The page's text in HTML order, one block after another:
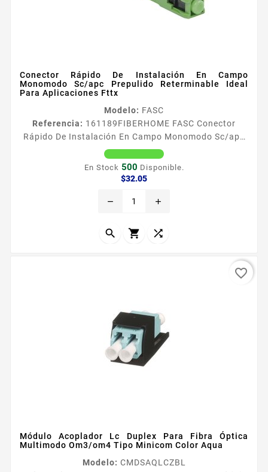
Conector Rápido De Instalación En Campo
Monomodo Sc/apc Prepulido Reterminable Ideal
Para Aplicaciones Fttx
Modelo: FASC
Referencia: 161189FIBERHOME FASC Conector
Rápido De Instalación En Campo Monomodo Sc/apc
Prepulido Reterminable Ideal Para Aplicaciones Fttx
Los conectores rápidos SC de instalación en campo
proporcionan una implementación sencilla para
mejor opción para terminación en cables de fibra
herramientas especiales...
En Stock 500 Disponible.
$32.05Precio
remove add
  
Módulo Acoplador Lc Duplex Para Fibra Óptica
Multimodo Om3/om4 Tipo Minicom Color Aqua
Modelo: CMDSAQLCZBL
favorite_border